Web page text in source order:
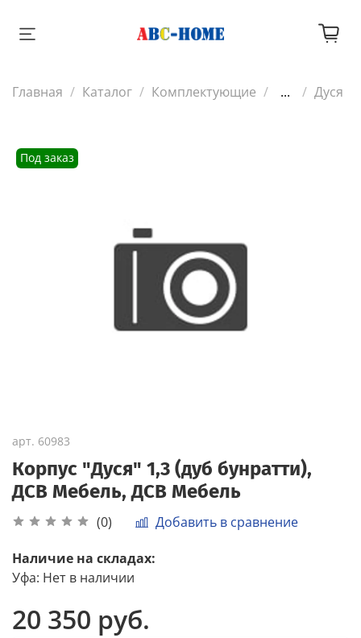
Главная Каталог Комплектующие ... Дуся
Под заказ
арт. 60983
Корпус "Дуся" 1,3 (дуб бунратти),
ДСВ Мебель, ДСВ Мебель
(0) Добавить в сравнение
Наличие на складах:
Уфа: Нет в наличии
20 350 руб.